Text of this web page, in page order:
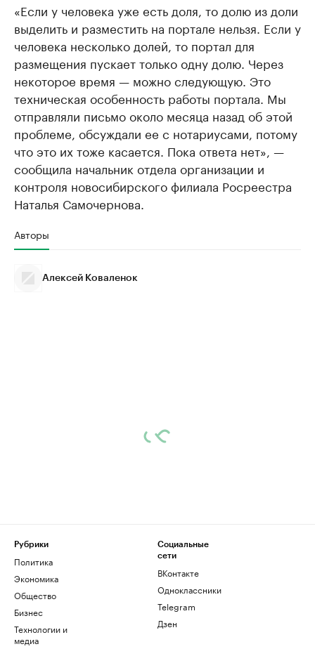
«Если у человека уже есть доля, то долю из доли
выделить и разместить на портале нельзя. Если у
человека несколько долей, то портал для
размещения пускает только одну долю. Через
некоторое время — можно следующую. Это
техническая особенность работы портала. Мы
отправляли письмо около месяца назад об этой
проблеме, обсуждали ее с нотариусами, потому
что это их тоже касается. Пока ответа нет», —
сообщила начальник отдела организации и
контроля новосибирского филиала Росреестра
Наталья Самочернова.
Авторы
Алексей Коваленок
Рубрики
Политика
Экономика
Общество
Бизнес
Технологии и
медиа
Социальные
сети
ВКонтакте
Одноклассники
Telegram
Дзен